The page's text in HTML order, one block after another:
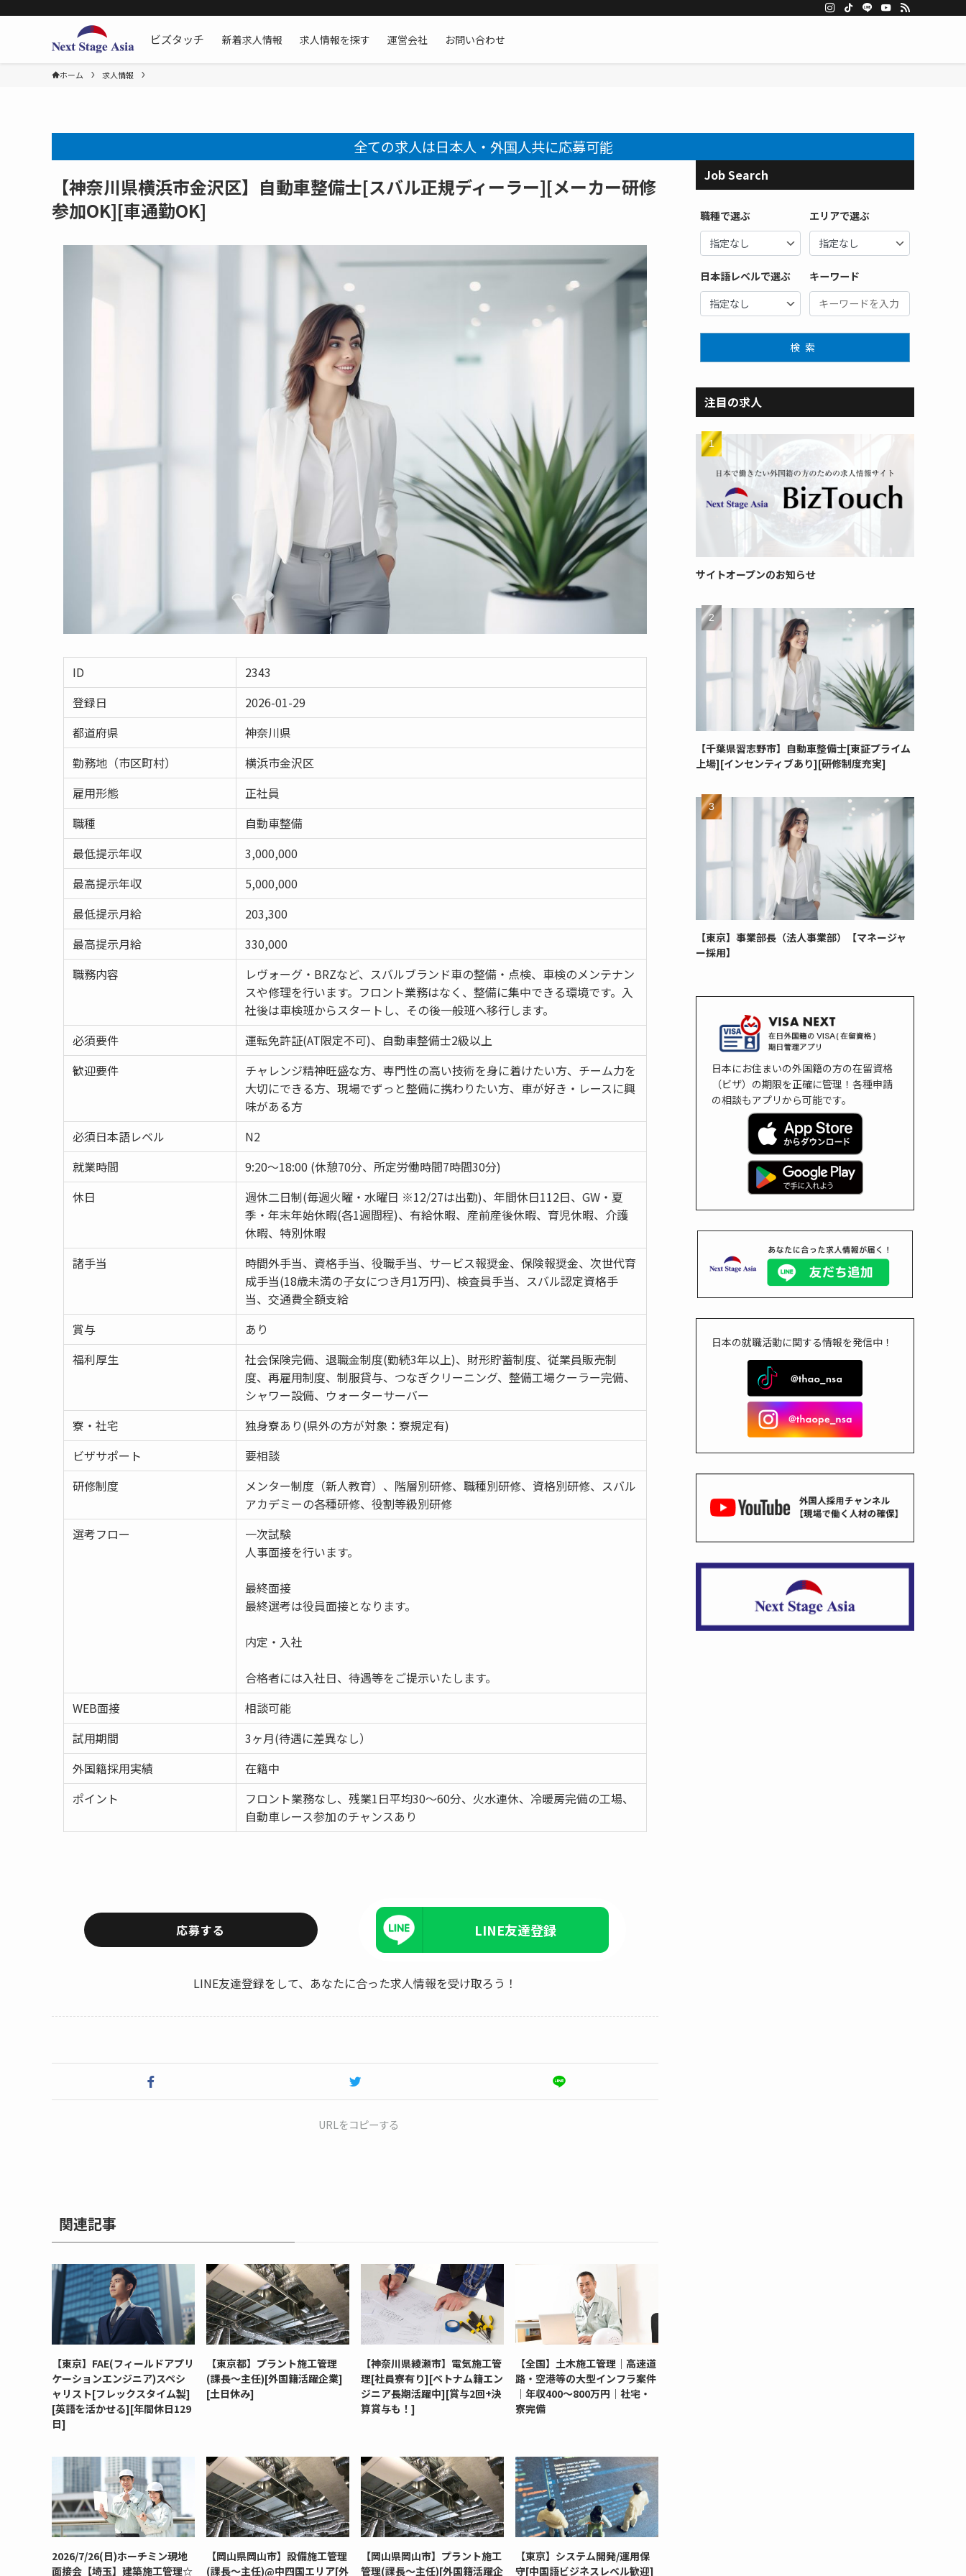
ビズタッチ
新着求人情報 求人情報を探す 運営会社 お問い合わせ
ホーム 求人情報
全ての求人は日本人・外国人共に応募可能
【神奈川県横浜市金沢区】自動車整備士[スバル正規ディーラー][メーカー研修
参加OK][車通勤OK]
ID
2343
登録日
2026-01-29
都道府県
神奈川県
勤務地（市区町村）
横浜市金沢区
雇用形態
正社員
職種
自動車整備
最低提示年収
3,000,000
最高提示年収
5,000,000
最低提示月給
203,300
最高提示月給
330,000
職務内容
レヴォーグ・BRZなど、スバルブランド車の整備・点検、車検のメンテナン
スや修理を行います。フロント業務はなく、整備に集中できる環境です。入
社後は車検班からスタートし、その後一般班へ移行します。
必須要件
運転免許証(AT限定不可)、自動車整備士2級以上
歓迎要件
チャレンジ精神旺盛な方、専門性の高い技術を身に着けたい方、チーム力を
大切にできる方、現場でずっと整備に携わりたい方、車が好き・レースに興
味がある方
必須日本語レベル
N2
就業時間
9:20～18:00 (休憩70分、所定労働時間7時間30分)
休日
週休二日制(毎週火曜・水曜日 ※12/27は出勤)、年間休日112日、GW・夏
季・年末年始休暇(各1週間程)、有給休暇、産前産後休暇、育児休暇、介護
休暇、特別休暇
諸手当
時間外手当、資格手当、役職手当、サービス報奨金、保険報奨金、次世代育
成手当(18歳未満の子女につき月1万円)、検査員手当、スバル認定資格手
当、交通費全額支給
賞与
あり
福利厚生
社会保険完備、退職金制度(勤続3年以上)、財形貯蓄制度、従業員販売制
度、再雇用制度、制服貸与、つなぎクリーニング、整備工場クーラー完備、
シャワー設備、ウォーターサーバー
寮・社宅
独身寮あり(県外の方が対象：寮規定有)
ビザサポート
要相談
研修制度
メンター制度（新人教育）、階層別研修、職種別研修、資格別研修、スバル
アカデミーの各種研修、役割等級別研修
選考フロー
一次試験
人事面接を行います。
最終面接
最終選考は役員面接となります。
内定・入社
合格者には入社日、待遇等をご提示いたします。
WEB面接
相談可能
試用期間
3ヶ月(待遇に差異なし）
外国籍採用実績
在籍中
ポイント
フロント業務なし、残業1日平均30～60分、火水連休、冷暖房完備の工場、
自動車レース参加のチャンスあり
応募する LINE友達登録
LINE友達登録をして、あなたに合った求人情報を受け取ろう！
URLをコピーする
関連記事
【東京】FAE(フィールドアプリ
ケーションエンジニア)スペシ
ャリスト[フレックスタイム製]
[英語を活かせる][年間休日129
日]
【東京都】プラント施工管理
(課長～主任)[外国籍活躍企業]
[土日休み]
【神奈川県綾瀬市】電気施工管
理[社員寮有り][ベトナム籍エン
ジニア長期活躍中][賞与2回+決
算賞与も！]
【全国】土木施工管理｜高速道
路・空港等の大型インフラ案件
｜年収400～800万円｜社宅・
寮完備
2026/7/26(日)ホーチミン現地
面接会【埼玉】建築施工管理☆
【岡山県岡山市】設備施工管理
(課長～主任)@中四国エリア[外
【岡山県岡山市】プラント施工
管理(課長～主任)[外国籍活躍企
【東京】システム開発/運用保
守[中国語ビジネスレベル歓迎]
Job Search
職種で選ぶ エリアで選ぶ
日本語レベルで選ぶ キーワード
検索
注目の求人
サイトオープンのお知らせ
【千葉県習志野市】自動車整備士[東証プライム
上場][インセンティブあり][研修制度充実]
【東京】事業部長（法人事業部）【マネージャ
ー採用】
日本にお住まいの外国籍の方の在留資格
（ビザ）の期限を正確に管理！各種申請
の相談もアプリから可能です。
日本の就職活動に関する情報を発信中！